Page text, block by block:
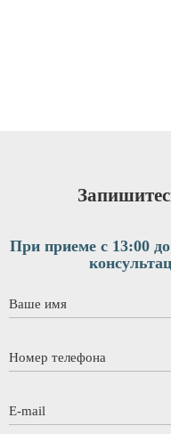
При приеме с 13:00
Ваше имя
Номер телефона
E-mail